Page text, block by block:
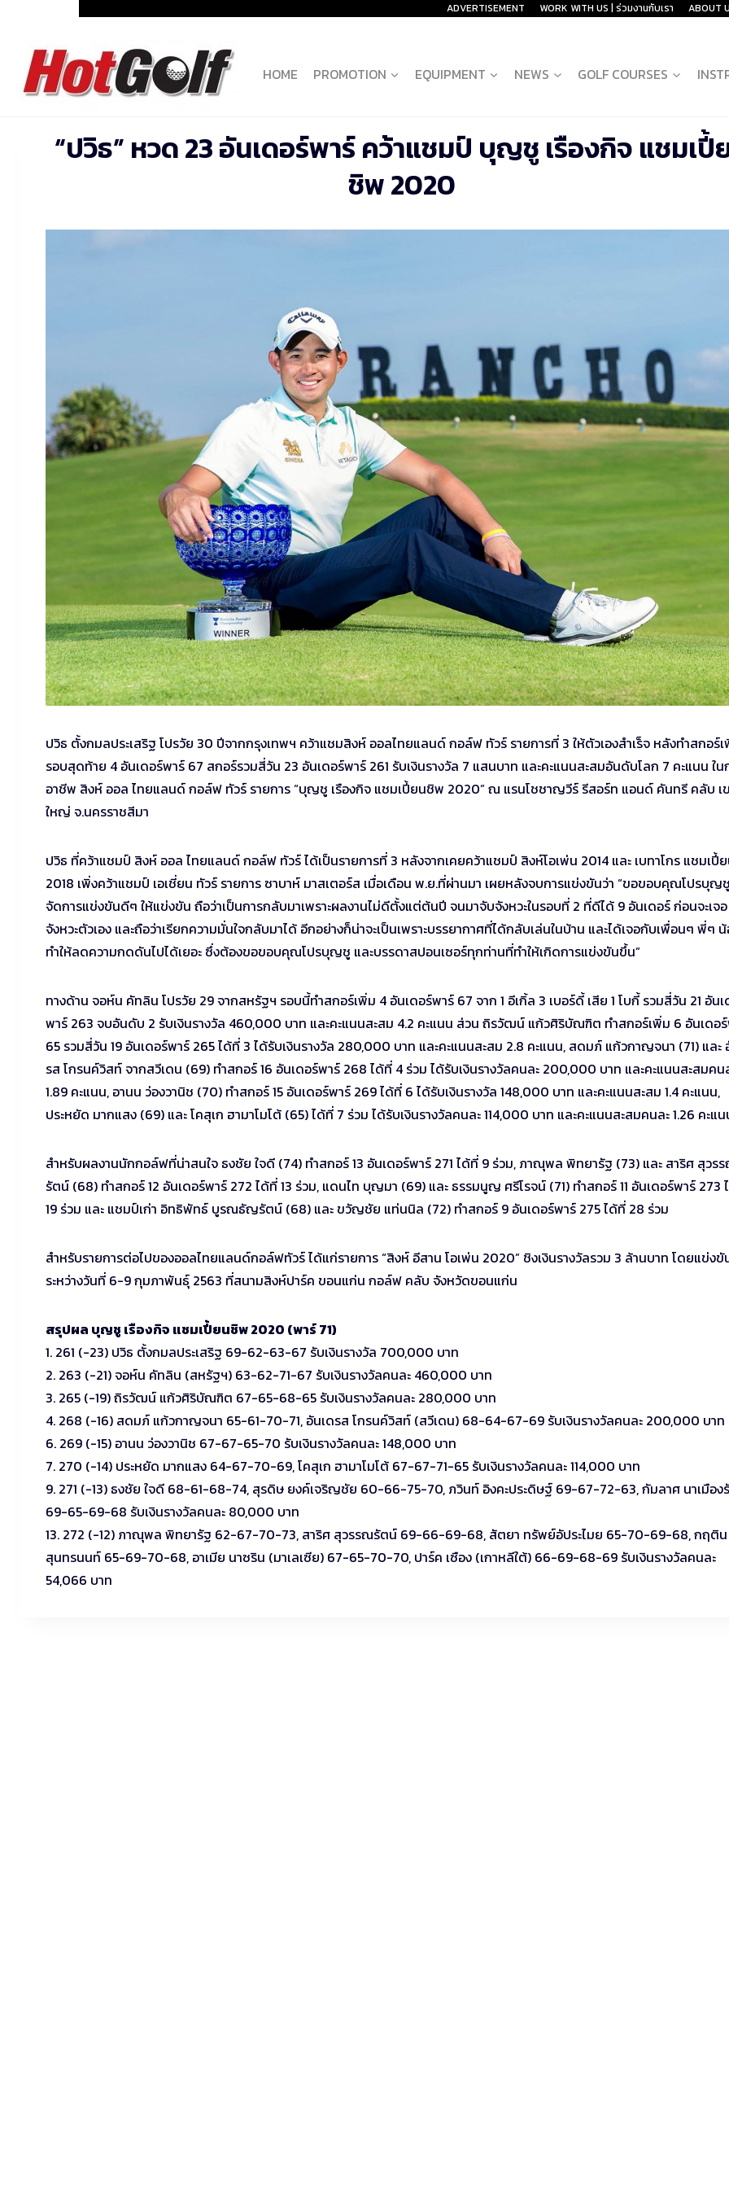
content
ADVERTISEMENT WORK WITH US | ร่วมงานกับเรา ABOUT
HOME PROMOTION EQUIPMENT NEWS GOLF COURSES
“ปวิธ” หวด 23 อันเดอร์พาร์ คว้าแชมป์ บุญชู เรืองกิจ แชมเปี้
ชิพ 2020
ปวิธ ตั้งกมลประเสริฐ โปรวัย 30 ปีจากกรุงเทพฯ คว้าแชมสิงห์ ออลไทยแลนด์ กอล์ฟ ทัวร์ รายการที่ 3 ให้ตัวเองสำเร็จ หลังทำสกอร์
รอบสุดท้าย 4 อันเดอร์พาร์ 67 สกอร์รวมสี่วัน 23 อันเดอร์พาร์ 261 รับเงินรางวัล 7 แสนบาท และคะแนนสะสมอันดับโลก 7 คะแนน ใ
อาชีพ สิงห์ ออล ไทยแลนด์ กอล์ฟ ทัวร์ รายการ “บุญชู เรืองกิจ แชมเปี้ยนชิพ 2020” ณ แรนโชชาญวีร์ รีสอร์ท แอนด์ คันทรี คลับ เ
ใหญ่ จ.นครราชสีมา
ปวิธ ที่คว้าแชมป์ สิงห์ ออล ไทยแลนด์ กอล์ฟ ทัวร์ ได้เป็นรายการที่ 3 หลังจากเคยคว้าแชมป์ สิงห์โอเพ่น 2014 และ เบทาโกร แชมเปี้
2018 เพิ่งคว้าแชมป์ เอเชี่ยน ทัวร์ รายการ ซาบาห์ มาสเตอร์ส เมื่อเดือน พ.ย.ที่ผ่านมา เผยหลังจบการแข่งขันว่า “ขอขอบคุณโปรบุญ
จัดการแข่งขันดีๆ ให้แข่งขัน ถือว่าเป็นการกลับมาเพราะผลงานไม่ดีตั้งแต่ต้นปี จนมาจับจังหวะในรอบที่ 2 ที่ดีได้ 9 อันเดอร์ ก่อนจะเจอ
จังหวะตัวเอง และถือว่าเรียกความมั่นใจกลับมาได้ อีกอย่างก็น่าจะเป็นเพราะบรรยากาศที่ได้กลับเล่นในบ้าน และได้เจอกับเพื่อนๆ พี่ๆ
ทำให้ลดความกดดันไปได้เยอะ ซึ่งต้องขอขอบคุณโปรบุญชู และบรรดาสปอนเซอร์ทุกท่านที่ทำให้เกิดการแข่งขันขึ้น”
ทางด้าน จอห์น คัทลิน โปรวัย 29 จากสหรัฐฯ รอบนี้ทำสกอร์เพิ่ม 4 อันเดอร์พาร์ 67 จาก 1 อีเกิ้ล 3 เบอร์ดี้ เสีย 1 โบกี้ รวมสี่วัน 21 อัน
พาร์ 263 จบอันดับ 2 รับเงินรางวัล 460,000 บาท และคะแนนสะสม 4.2 คะแนน ส่วน ถิรวัฒน์ แก้วศิริบัณฑิต ทำสกอร์เพิ่ม 6 อันเดอ
65 รวมสี่วัน 19 อันเดอร์พาร์ 265 ได้ที่ 3 ได้รับเงินรางวัล 280,000 บาท และคะแนนสะสม 2.8 คะแนน, สดมภ์ แก้วกาญจนา (71) และ
รส โกรนค์วิสท์ จากสวีเดน (69) ทำสกอร์ 16 อันเดอร์พาร์ 268 ได้ที่ 4 ร่วม ได้รับเงินรางวัลคนละ 200,000 บาท และคะแนนสะสมคน
1.89 คะแนน, อานน ว่องวานิช (70) ทำสกอร์ 15 อันเดอร์พาร์ 269 ได้ที่ 6 ได้รับเงินรางวัล 148,000 บาท และคะแนนสะสม 1.4 คะแนน,
ประหยัด มากแสง (69) และ โคสุเก ฮามาโมโต้ (65) ได้ที่ 7 ร่วม ได้รับเงินรางวัลคนละ 114,000 บาท และคะแนนสะสมคนละ 1.26 คะแ
สำหรับผลงานนักกอล์ฟที่น่าสนใจ ธงชัย ใจดี (74) ทำสกอร์ 13 อันเดอร์พาร์ 271 ได้ที่ 9 ร่วม, ภาณุพล พิทยารัฐ (73) และ สาริศ สุวร
รัตน์ (68) ทำสกอร์ 12 อันเดอร์พาร์ 272 ได้ที่ 13 ร่วม, แดนไท บุญมา (69) และ ธรรมนูญ ศรีโรจน์ (71) ทำสกอร์ 11 อันเดอร์พาร์ 273
19 ร่วม และ แชมป์เก่า อิทธิพัทธ์ บูรณธัญรัตน์ (68) และ ขวัญชัย แท่นนิล (72) ทำสกอร์ 9 อันเดอร์พาร์ 275 ได้ที่ 28 ร่วม
สำหรับรายการต่อไปของออลไทยแลนด์กอล์ฟทัวร์ ได้แก่รายการ “สิงห์ อีสาน โอเพ่น 2020” ชิงเงินรางวัลรวม 3 ล้านบาท โดยแข่งขั
ระหว่างวันที่ 6-9 กุมภาพันธุ์ 2563 ที่สนามสิงห์ปาร์ค ขอนแก่น กอล์ฟ คลับ จังหวัดขอนแก่น
สรุปผล บุญชู เรืองกิจ แชมเปี้ยนชิพ 2020 (พาร์ 71)
1. 261 (-23) ปวิธ ตั้งกมลประเสริฐ 69-62-63-67 รับเงินรางวัล 700,000 บาท
2. 263 (-21) จอห์น คัทลิน (สหรัฐฯ) 63-62-71-67 รับเงินรางวัลคนละ 460,000 บาท
3. 265 (-19) ถิรวัฒน์ แก้วศิริบัณฑิต 67-65-68-65 รับเงินรางวัลคนละ 280,000 บาท
4. 268 (-16) สดมภ์ แก้วกาญจนา 65-61-70-71, อันเดรส โกรนค์วิสท์ (สวีเดน) 68-64-67-69 รับเงินรางวัลคนละ 200,000 บาท
6. 269 (-15) อานน ว่องวานิช 67-67-65-70 รับเงินรางวัลคนละ 148,000 บาท
7. 270 (-14) ประหยัด มากแสง 64-67-70-69, โคสุเก ฮามาโมโต้ 67-67-71-65 รับเงินรางวัลคนละ 114,000 บาท
9. 271 (-13) ธงชัย ใจดี 68-61-68-74, สุรดิษ ยงค์เจริญชัย 60-66-75-70, ภวินท์ อิงคะประดิษฐ์ 69-67-72-63, กัมลาศ นาเมือง
69-65-69-68 รับเงินรางวัลคนละ 80,000 บาท
13. 272 (-12) ภาณุพล พิทยารัฐ 62-67-70-73, สาริศ สุวรรณรัตน์ 69-66-69-68, สัตยา ทรัพย์อัประไมย 65-70-69-68, กฤติน
สุนทรนนท์ 65-69-70-68, อาเมีย นาซริน (มาเลเซีย) 67-65-70-70, ปาร์ค เซือง (เกาหลีใต้) 66-69-68-69 รับเงินรางวัลคนละ
54,066 บาท